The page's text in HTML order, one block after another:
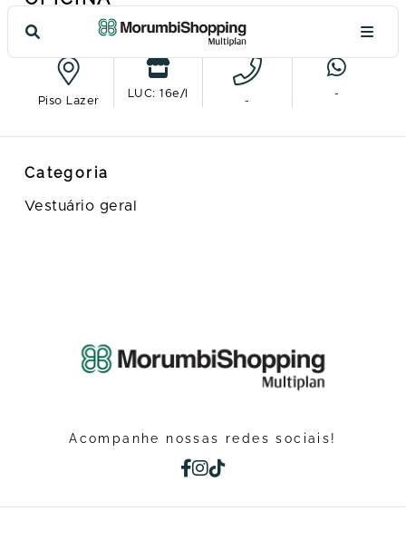
Ver no mapa
Piso Lazer
LUC: 16e/l
-
-
Categoria
Vestuário geral
Acompanhe nossas redes sociais!